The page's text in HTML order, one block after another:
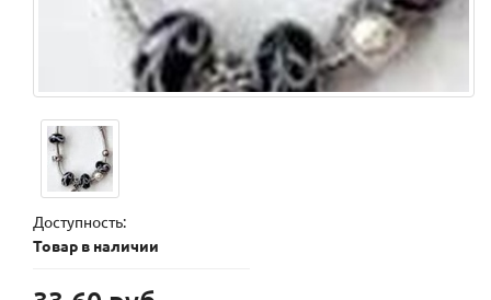
Доступность:
Товар в наличии